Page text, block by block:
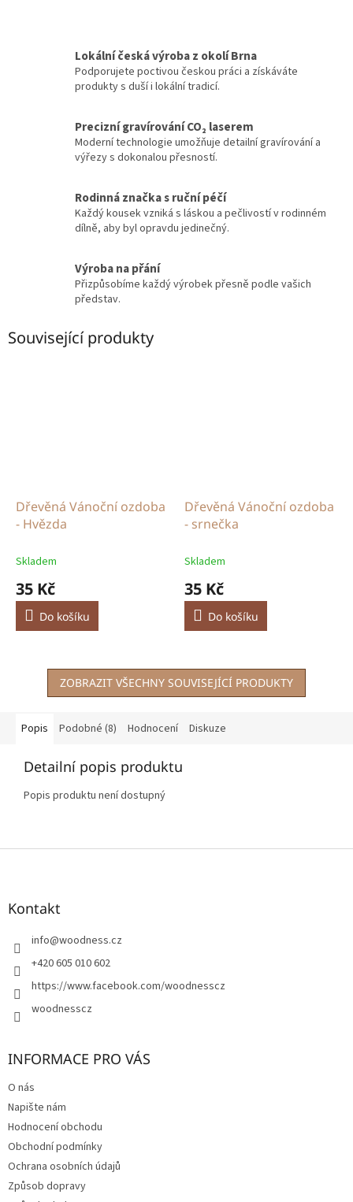
Lokální česká výroba z okolí Brna
Podporujete poctivou českou práci a získáváte
produkty s duší i lokální tradicí.
Precizní gravírování CO₂ laserem
Moderní technologie umožňuje detailní gravírování a
výřezy s dokonalou přesností.
Rodinná značka s ruční péčí
Každý kousek vzniká s láskou a pečlivostí v rodinném
dílně, aby byl opravdu jedinečný.
Výroba na přání
Přizpůsobíme každý výrobek přesně podle vašich
představ.
Související produkty
Dřevěná Vánoční ozdoba
- Hvězda
Skladem
35 Kč
Do košíku
Dřevěná Vánoční ozdoba
- srnečka
Skladem
35 Kč
Do košíku
ZOBRAZIT VŠECHNY SOUVISEJÍCÍ PRODUKTY
Popis Podobné (8) Hodnocení Diskuze
Detailní popis produktu
Popis produktu není dostupný
Z
Kontakt
info@woodness.cz
+420 605 010 602
https://www.facebook.com/woodnesscz
woodnesscz
INFORMACE PRO VÁS
O nás
Napište nám
Hodnocení obchodu
Obchodní podmínky
Ochrana osobních údajů
Způsob dopravy